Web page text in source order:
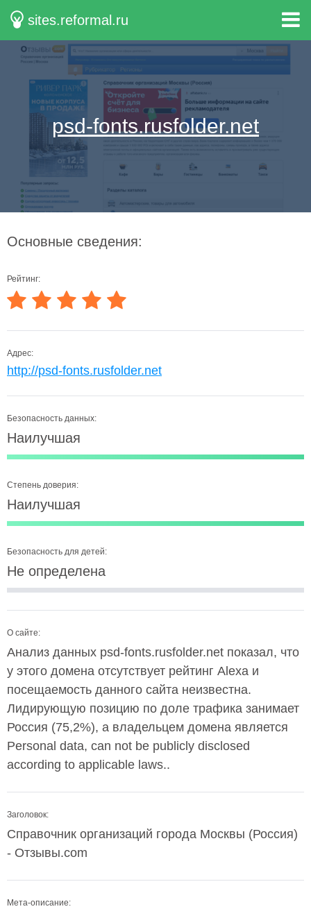
sites.reformal.ru
psd-fonts.rusfolder.net
Основные сведения:
Рейтинг:
Адрес:
http://psd-fonts.rusfolder.net
Безопасность данных:
Наилучшая
Степень доверия:
Наилучшая
Безопасность для детей:
Не определена
О сайте:
Анализ данных psd-fonts.rusfolder.net показал, что
у этого домена отсутствует рейтинг Alexa и
посещаемость данного сайта неизвестна.
Лидирующую позицию по доле трафика занимает
Россия (75,2%), а владельцем домена является
Personal data, can not be publicly disclosed
according to applicable laws..
Заголовок:
Справочник организаций города Москвы (Россия)
- Отзывы.com
Мета-описание: